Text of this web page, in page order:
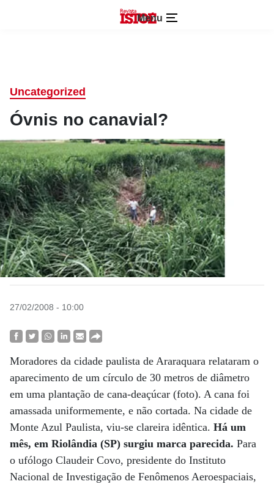
Menu
Uncategorized
Óvnis no canavial?
27/02/2008 - 10:00
Moradores da cidade paulista de Araraquara relataram o
aparecimento de um círculo de 30 metros de diâmetro
em uma plantação de cana-deaçúcar (foto). A cana foi
amassada uniformemente, e não cortada. Na cidade de
Monte Azul Paulista, viu-se clareira idêntica. Há um
mês, em Riolândia (SP) surgiu marca parecida. Para
o ufólogo Claudeir Covo, presidente do Instituto
Nacional de Investigação de Fenômenos Aeroespaciais,